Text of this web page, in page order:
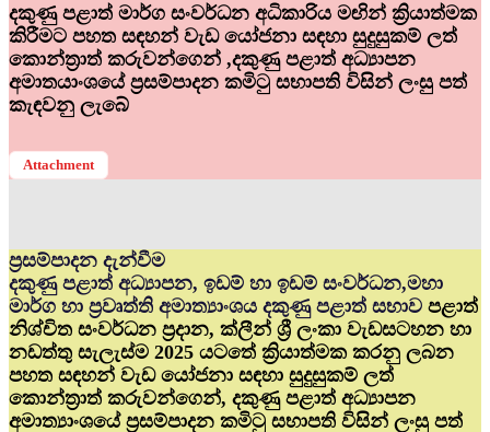
දකුණු පළාත් මාර්ග සංවර්ධන අධිකාරිය මඟින් ක්‍රියාත්මක
කිරීමට පහත සඳහන් වැඩ යෝජනා සඳහා සුදුසුකම් ලත්
කොන්ත්‍රාත් කරුවන්ගෙන් ,දකුණු පළාත් අධ්‍යාපන
අමාතයාංශයේ ප්‍රසම්පාදන කමිටු සභාපති විසින් ලංසු පත්
කැඳවනු ලැබේ
Attachment
ප්‍රසම්පාදන දැන්වීම
දකුණු පළාත් අධ්‍යාපන, ඉඩම් හා ඉඩම් සංවර්ධන,මහා
මාර්ග හා ප්‍රවෘත්ති අමාත්‍යාංශය දකුණු පළාත් සභාව පළාත්
නිශ්චිත සංවර්ධන ප්‍රදාන, ක්ලීන් ශ්‍රී ලංකා වැඩසටහන හා
නඩත්තු සැලැස්ම 2025 යටතේ ක්‍රියාත්මක කරනු ලබන
පහත සඳහන් වැඩ යෝජනා සඳහා සුදුසුකම් ලත්
කොන්ත්‍රාත් කරුවන්ගෙන්, දකුණු පළාත් අධ්‍යාපන
අමාත්‍යාංශයේ ප්‍රසම්පාදන කමිටු සභාපති විසින් ලංසු පත්